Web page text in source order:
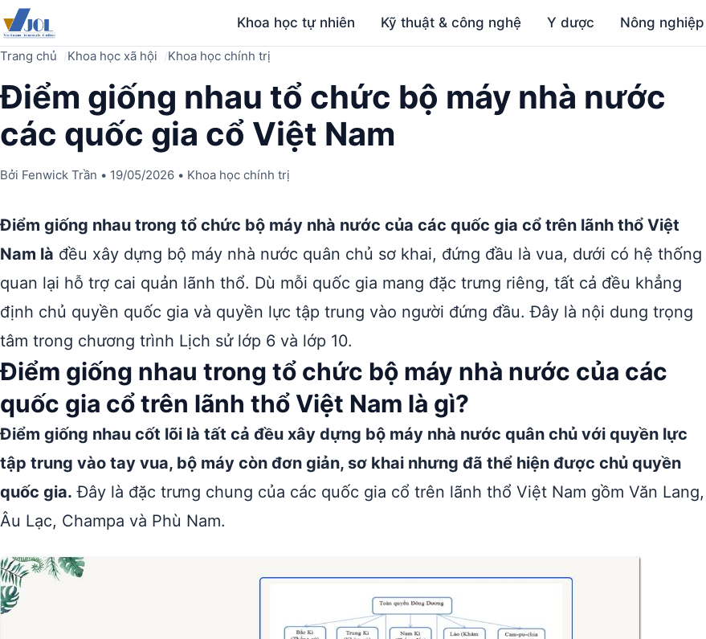
Khoa học tự nhiên Kỹ thuật & công nghệ Y dược Nông nghiệp
Trang chủ Khoa học xã hội Khoa học chính trị
Điểm giống nhau tổ chức bộ máy nhà nước
các quốc gia cổ Việt Nam
Bởi Fenwick Trần • 19/05/2026 • Khoa học chính trị
Điểm giống nhau trong tổ chức bộ máy nhà nước của các quốc gia cổ trên lãnh thổ Việt
Nam là đều xây dựng bộ máy nhà nước quân chủ sơ khai, đứng đầu là vua, dưới có hệ thống
quan lại hỗ trợ cai quản lãnh thổ. Dù mỗi quốc gia mang đặc trưng riêng, tất cả đều khẳng
định chủ quyền quốc gia và quyền lực tập trung vào người đứng đầu. Đây là nội dung trọng
tâm trong chương trình Lịch sử lớp 6 và lớp 10.
Điểm giống nhau trong tổ chức bộ máy nhà nước của các
quốc gia cổ trên lãnh thổ Việt Nam là gì?
Điểm giống nhau cốt lõi là tất cả đều xây dựng bộ máy nhà nước quân chủ với quyền lực
tập trung vào tay vua, bộ máy còn đơn giản, sơ khai nhưng đã thể hiện được chủ quyền
quốc gia. Đây là đặc trưng chung của các quốc gia cổ trên lãnh thổ Việt Nam gồm Văn Lang,
Âu Lạc, Champa và Phù Nam.